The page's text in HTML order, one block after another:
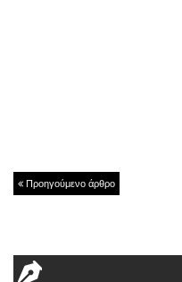
Προηγούμενο άρθρο